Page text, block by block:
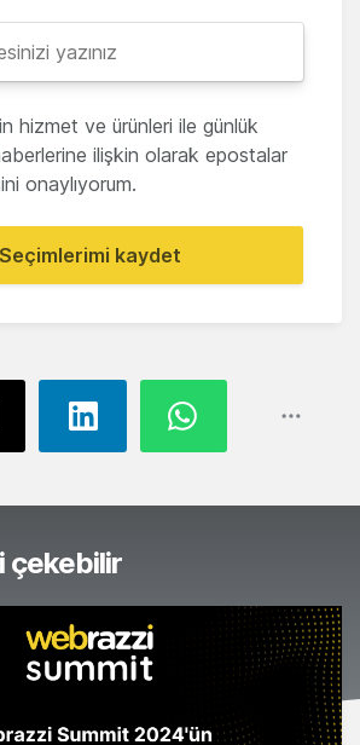
hizmet ve ürünleri ile günlük
ilişkin olarak epostalar
onaylıyorum.
Seçimlerimi kaydet
çekebilir